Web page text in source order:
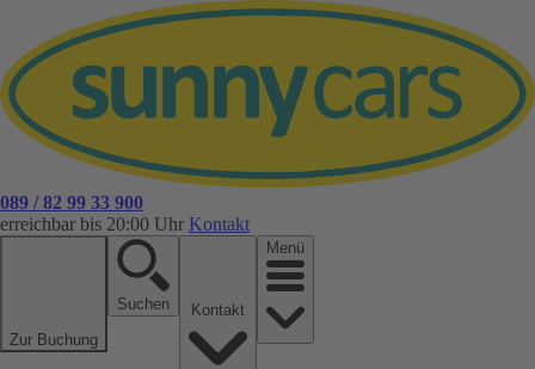
089 / 82 99 33 900
erreichbar bis 20:00 Uhr Kontakt
Zur Buchung
Suchen
Menü